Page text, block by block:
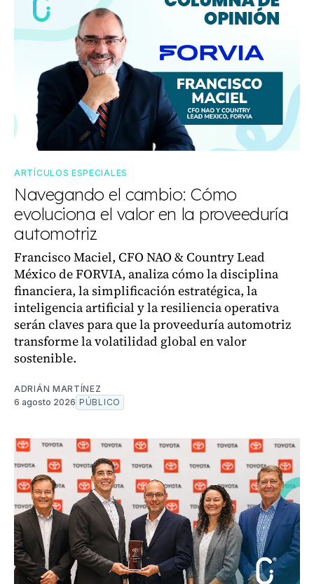
ARTÍCULOS ESPECIALES
Navegando el cambio: Cómo
evoluciona el valor en la proveeduría
automotriz
Francisco Maciel, CFO NAO & Country Lead
México de FORVIA, analiza cómo la disciplina
financiera, la simplificación estratégica, la
inteligencia artificial y la resiliencia operativa
serán claves para que la proveeduría automotriz
transforme la volatilidad global en valor
sostenible.
ADRIÁN MARTÍNEZ
6 agosto 2026 PÚBLICO